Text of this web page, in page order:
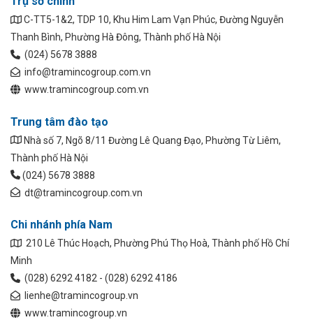
C-TT5-1&2, TDP 10, Khu Him Lam Vạn Phúc, Đường Nguyễn
Thanh Bình, Phường Hà Đông, Thành phố Hà Nội
(024) 5678 3888
info@tramincogroup.com.vn
www.tramincogroup.com.vn
Trung tâm đào tạo
Nhà số 7, Ngõ 8/11 Đường Lê Quang Đạo, Phường Từ Liêm,
Thành phố Hà Nội
(024) 5678 3888
dt@tramincogroup.com.vn
Chi nhánh phía Nam
210 Lê Thúc Hoạch, Phường Phú Thọ Hoà, Thành phố Hồ Chí
Minh
(028) 6292 4182 - (028) 6292 4186
lienhe@tramincogroup.vn
www.tramincogroup.vn